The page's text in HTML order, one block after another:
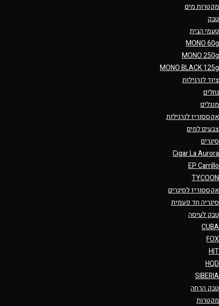
מקטרות מים
טבק
טעמי הבית
MONO 60g
MONO 250g
MONO BLACK 125g
ציוד לנרגילות
גחלים
מנגלים
אקססוריז לנרגילות
צבעים למים
סיגרים
Cigar La Aurora
EP Carrillo
TYCOON
אקססוריז לסיגרים
סיגריה חד פעמית
טבק לעיסה
CUBA
FOX
HIT
HQD
SIBERIA
טבק הרחה
מקטרות